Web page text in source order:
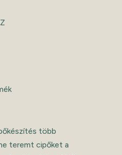
több
teremt cipőket a